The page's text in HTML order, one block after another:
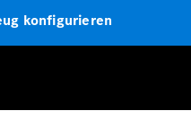
konfigurieren